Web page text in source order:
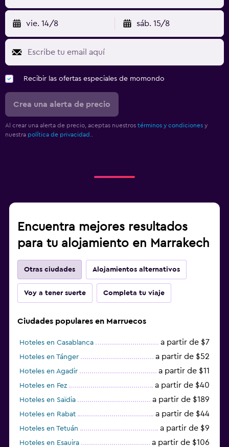
vie. 14/8 sáb. 15/8
Recibir las ofertas especiales de momondo
Crea una alerta de precio
Al crear una alerta de precio, aceptas nuestros términos y condiciones y
nuestra política de privacidad.
Encuentra mejores resultados
para tu alojamiento en Marrakech
Otras ciudades Alojamientos alternativos
Voy a tener suerte Completa tu viaje
Ciudades populares en Marruecos
Hoteles en Casablanca a partir de $7
Hoteles en Tánger a partir de $52
Hoteles en Agadir a partir de $11
Hoteles en Fez a partir de $40
Hoteles en Saïdia a partir de $189
Hoteles en Rabat a partir de $44
Hoteles en Tetuán a partir de $9
Hoteles en Esauira a partir de $106